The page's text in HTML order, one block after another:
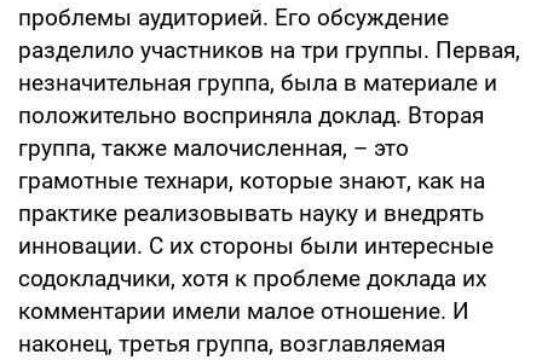
проблемы аудиторией. Его обсуждение
разделило участников на три группы. Первая,
незначительная группа, была в материале и
положительно восприняла доклад. Вторая
группа, также малочисленная, – это
грамотные технари, которые знают, как на
практике реализовывать науку и внедрять
инновации. С их стороны были интересные
содокладчики, хотя к проблеме доклада их
комментарии имели малое отношение. И
наконец, третья группа, возглавляемая